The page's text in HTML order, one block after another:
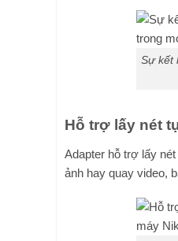
Sự kết
Hỗ trợ lấy nét
Adapter hỗ trợ lấy
ảnh hay quay video,